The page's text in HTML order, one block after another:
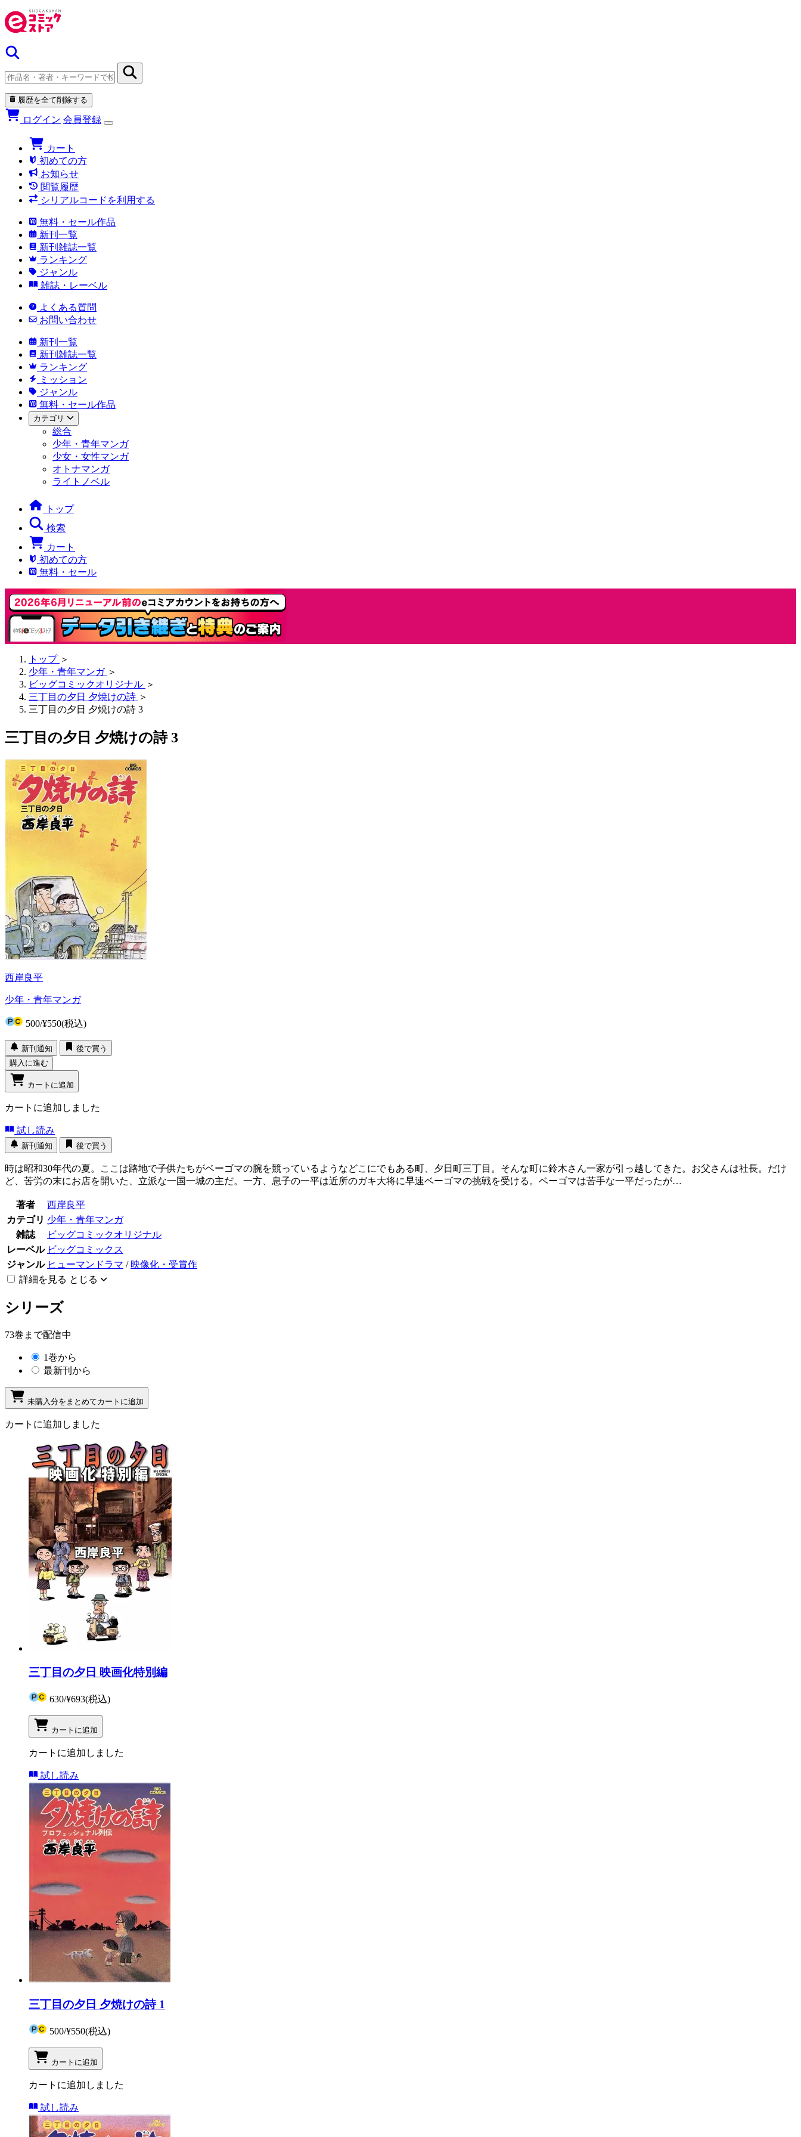
履歴を全て削除する
ログイン 会員登録
カート
初めての方
お知らせ
閲覧履歴
シリアルコードを利用する
無料・セール作品
新刊一覧
新刊雑誌一覧
ランキング
ジャンル
雑誌・レーベル
よくある質問
お問い合わせ
新刊一覧
新刊雑誌一覧
ランキング
ミッション
ジャンル
無料・セール作品
カテゴリ
総合
少年・青年マンガ
少女・女性マンガ
オトナマンガ
ライトノベル
トップ
検索
カート
初めての方
無料・セール
トップ ＞
少年・青年マンガ ＞
ビッグコミックオリジナル ＞
三丁目の夕日 夕焼けの詩 ＞
三丁目の夕日 夕焼けの詩 3
三丁目の夕日 夕焼けの詩 3
西岸良平
少年・青年マンガ
500/¥550(税込)
新刊通知
後で買う
購入に進む
カートに追加
カートに追加しました
試し読み
新刊通知 後で買う
時は昭和30年代の夏。ここは路地で子供たちがベーゴマの腕を競っているようなどこにでもある町、夕日町三丁目。そんな町に鈴木さん一家が引っ越してきた。お父さんは社長。だけ
ど、苦労の末にお店を開いた、立派な一国一城の主だ。一方、息子の一平は近所のガキ大将に早速ベーゴマの挑戦を受ける。ベーゴマは苦手な一平だったが…
著者
西岸良平
カテゴリ 少年・青年マンガ
雑誌
ビッグコミックオリジナル
レーベル ビッグコミックス
ジャンル ヒューマンドラマ / 映像化・受賞作
詳細を見る とじる
シリーズ
73巻まで配信中
1巻から
最新刊から
未購入分をまとめてカートに追加
カートに追加しました
三丁目の夕日 映画化特別編
630/¥693(税込)
カートに追加
カートに追加しました
試し読み
三丁目の夕日 夕焼けの詩 1
500/¥550(税込)
カートに追加
カートに追加しました
試し読み